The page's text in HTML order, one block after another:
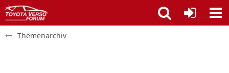
Themenarchiv